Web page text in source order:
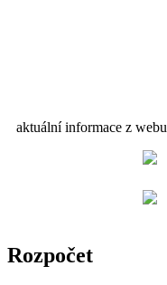
aktuální informace z webu
Rozpočet